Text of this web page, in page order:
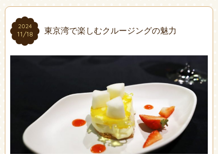
2024
11/18
2024
11/18 東京湾で楽しむクルージングの魅力